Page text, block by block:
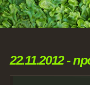
22.11.2012 -